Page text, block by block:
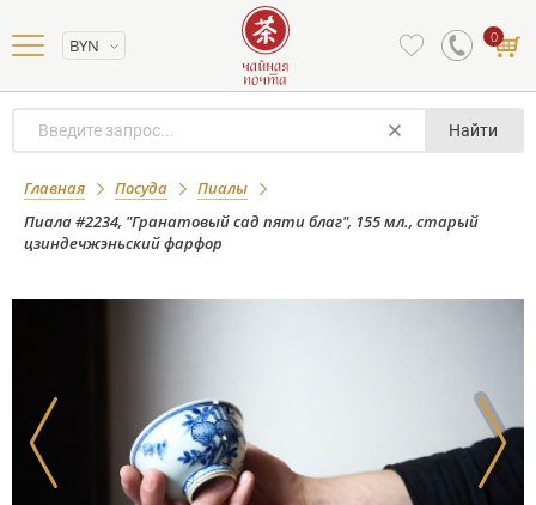
BYN 0
Найти
Главная Посуда
Пиалы
Пиала #2234, "Гранатовый сад пяти благ", 155 мл., старый
цзиндечжэньский фарфор
Пиала #2234, "Гранатовый сад пяти
благ", 155 мл., старый
цзиндечжэньский фарфор